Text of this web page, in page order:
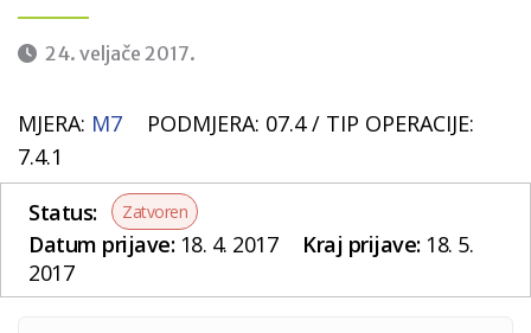
24. veljače 2017.
MJERA: M7 PODMJERA: 07.4 / TIP OPERACIJE:
7.4.1
Status:
Zatvoren
Datum prijave:18. 4. 2017 Kraj prijave:18. 5.
2017